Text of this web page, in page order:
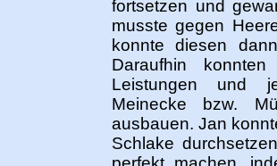
fortsetzen und
musste gegen
konnte diesen
Daraufhin
Leistungen und
Meinecke bzw.
ausbauen. Jan
Schlake